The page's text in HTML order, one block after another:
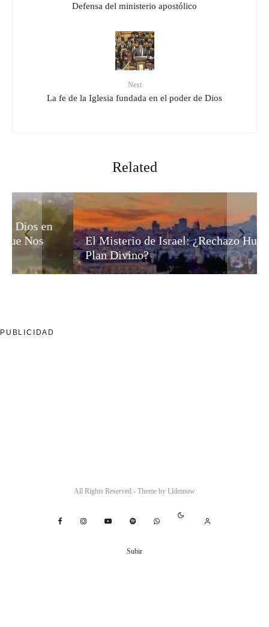
Defensa del ministerio apostólico
Next
La fe de la Iglesia fundada en el poder de Dios
Related
El Misterio de Israel: ¿Rechazo Humano o
Plan Divino?
PUBLICIDAD
All Rights Reserved - Theme by Lldmnow
Subir